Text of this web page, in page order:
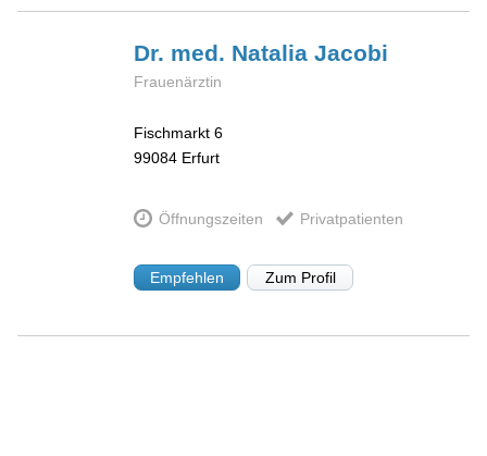
Dr. med. NataliaJacobi
Frauenärztin
Fischmarkt 6
99084 Erfurt
Öffnungszeiten Privatpatienten
Empfehlen Zum Profil